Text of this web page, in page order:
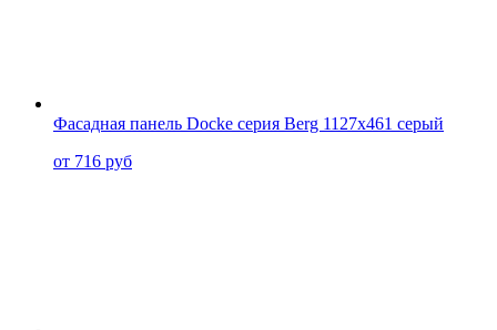
Фасадная панель Docke серия Berg 1127x461 серый
от 716 руб